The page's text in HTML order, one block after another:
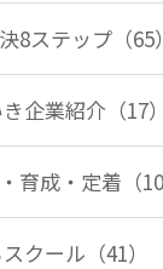
8ステップ（65）
企業紹介（17）
育成・定着（
クール（41）